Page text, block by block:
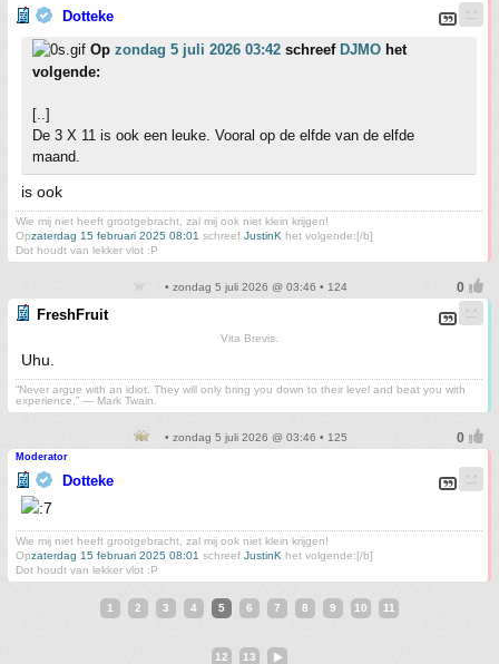
Dotteke
Op zondag 5 juli 2026 03:42 schreef DJMO het
volgende:
[..]
De 3 X 11 is ook een leuke. Vooral op de elfde van de elfde
maand.
is ook
Wie mij niet heeft grootgebracht, zal mij ook niet klein krijgen!
Opzaterdag 15 februari 2025 08:01 schreef JustinK het volgende:[/b]
Dot houdt van lekker vlot :P
• zondag 5 juli 2026 @ 03:46 • 124
FreshFruit
Vita Brevis.
Uhu.
“Never argue with an idiot. They will only bring you down to their level and beat you with
experience.” ― Mark Twain.
• zondag 5 juli 2026 @ 03:46 • 125
Moderator
Dotteke
Wie mij niet heeft grootgebracht, zal mij ook niet klein krijgen!
Opzaterdag 15 februari 2025 08:01 schreef JustinK het volgende:[/b]
Dot houdt van lekker vlot :P
1 2 3 4 5 6 7 8 9 10 11
12 13